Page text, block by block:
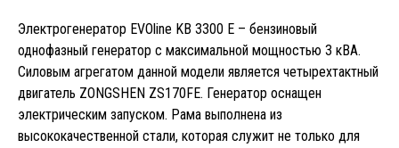
Электрогенератор EVOline KB 3300 E – бензиновый
однофазный генератор с максимальной мощностью 3 кВА.
Силовым агрегатом данной модели является четырехтактный
двигатель ZONGSHEN ZS170FE. Генератор оснащен
электрическим запуском. Рама выполнена из
высококачественной стали, которая служит не только для